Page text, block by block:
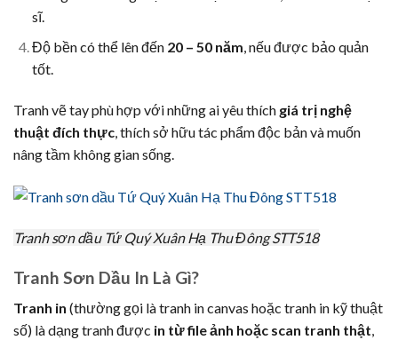
sĩ.
Độ bền có thể lên đến 20 – 50 năm, nếu được bảo quản
tốt.
Tranh vẽ tay phù hợp với những ai yêu thích giá trị nghệ
thuật đích thực, thích sở hữu tác phẩm độc bản và muốn
nâng tầm không gian sống.
Tranh sơn dầu Tứ Quý Xuân Hạ Thu Đông STT518
Tranh Sơn Dầu In Là Gì?
Tranh in (thường gọi là tranh in canvas hoặc tranh in kỹ thuật
số) là dạng tranh được in từ file ảnh hoặc scan tranh thật,